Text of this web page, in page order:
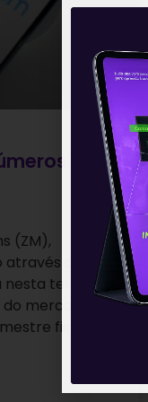
do
(ZM),
de
nesta terça-
mercado,
fiscal